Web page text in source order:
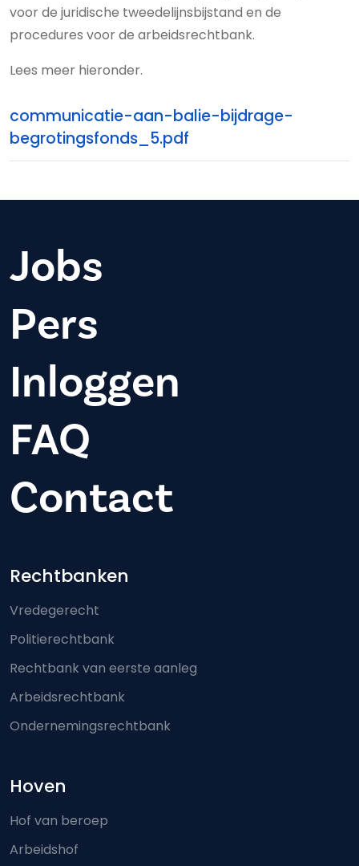
voor de juridische tweedelijnsbijstand en de
procedures voor de arbeidsrechtbank.
Lees meer hieronder.
communicatie-aan-balie-bijdrage-
begrotingsfonds_5.pdf
Jobs
Pers
Inloggen
FAQ
Contact
Footer-menu
Rechtbanken
Vredegerecht
Politierechtbank
Rechtbank van eerste aanleg
Arbeidsrechtbank
Ondernemingsrechtbank
Hoven
Hof van beroep
Arbeidshof